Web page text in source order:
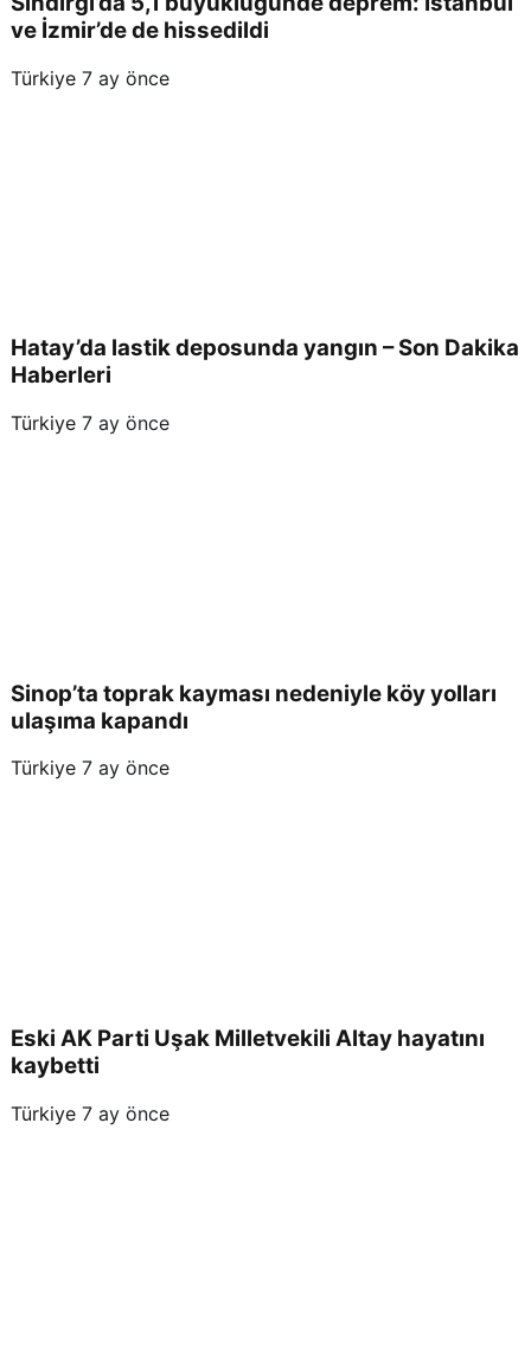
ve İzmir’de de hissedildi
Türkiye 7 ay önce
Hatay’da lastik deposunda yangın – Son Dakika
Haberleri
Türkiye 7 ay önce
Sinop’ta toprak kayması nedeniyle köy yolları
ulaşıma kapandı
Türkiye 7 ay önce
Eski AK Parti Uşak Milletvekili Altay hayatını
kaybetti
Türkiye 7 ay önce